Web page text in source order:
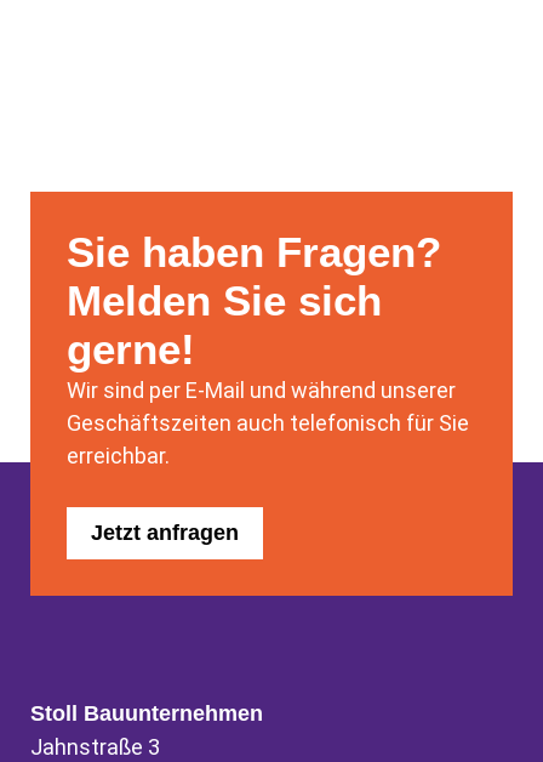
Sie haben Fragen?
Melden Sie sich
gerne!
Wir sind per E-Mail und während unserer
Geschäftszeiten auch telefonisch für Sie
erreichbar.
Jetzt anfragen
Stoll Bauunternehmen
Jahnstraße 3